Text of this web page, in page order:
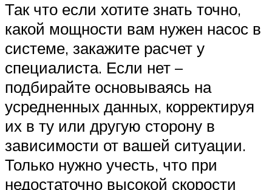
Так что если хотите знать точно,
какой мощности вам нужен насос в
системе, закажите расчет у
специалиста. Если нет –
подбирайте основываясь на
усредненных данных, корректируя
их в ту или другую сторону в
зависимости от вашей ситуации.
Только нужно учесть, что при
недостаточно высокой скорости